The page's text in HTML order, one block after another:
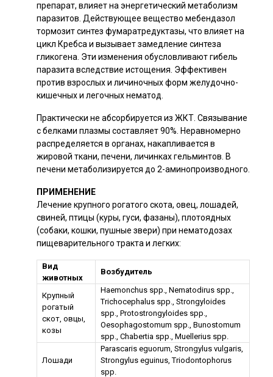
препарат, влияет на энергетический метаболизм
паразитов. Действующее вещество мебендазол
тормозит синтез фумаратредуктазы, что влияет на
цикл Кребса и вызывает замедление синтеза
гликогена. Эти изменения обусловливают гибель
паразита вследствие истощения. Эффективен
против взрослых и личиночных форм желудочно-
кишечных и легочных нематод.
Практически не абсорбируется из ЖКТ. Связывание
с белками плазмы составляет 90%. Неравномерно
распределяется в органах, накапливается в
жировой ткани, печени, личинках гельминтов. В
печени метаболизируется до 2-аминопроизводного.
ПРИМЕНЕНИЕ
Лечение крупного рогатого скота, овец, лошадей,
свиней, птицы (куры, гуси, фазаны), плотоядных
(собаки, кошки, пушные звери) при нематодозах
пищеварительного тракта и легких:
Вид
животных
Возбудитель
Крупный
рогатый
скот, овцы,
козы
Haemonchus spp., Nematodirus spp.,
Trichocephalus spp., Strongyloides
spp., Protostrongyloides spp.,
Oesophagostomum spp., Bunostomum
spp., Chabertia spp., Muellerius spp.
Лошади
Parascaris eguorum, Strongylus vulgaris,
Strongylus eguinus, Triodontophorus
spp.